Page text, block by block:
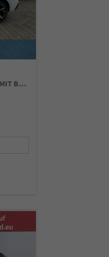
Selection *ANGEBOT FÜR MENSCHEN MIT BEHINDERUNG AB 50%! 1.0 TSI 115PS, Klimaanlage, Sitzheizung, Parksensoren hinten, LED-Scheinwerfer, Tempomat, Infotainment 8", Virtual Cockpit Nebelscheinwerfer, Dachreling